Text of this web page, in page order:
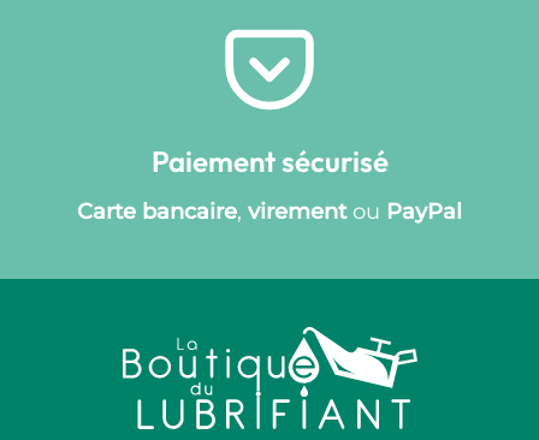
Paiement sécurisé
Carte bancaire, virementou PayPal